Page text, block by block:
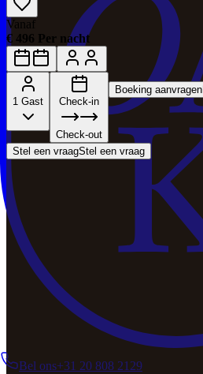
Bel ons+31 20 808 2129
Vanaf
€ 496 Per nacht
1 Gast Check-in
Check-out
Boeking aanvragen
Stel een vraagStel een vraag